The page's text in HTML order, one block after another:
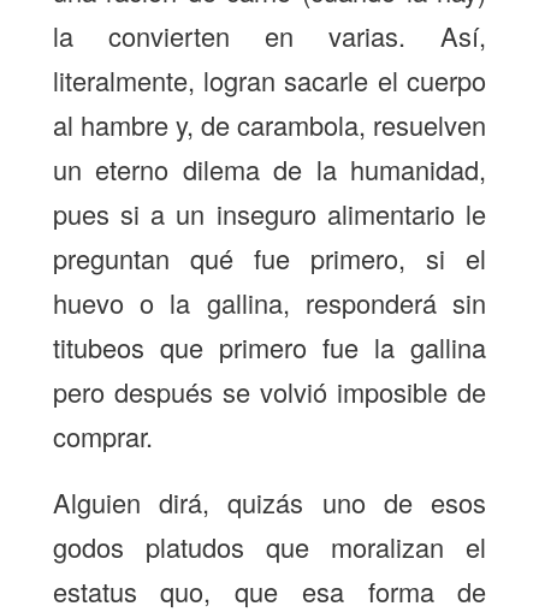
la convierten en varias. Así,
literalmente, logran sacarle el cuerpo
al hambre y, de carambola, resuelven
un eterno dilema de la humanidad,
pues si a un inseguro alimentario le
preguntan qué fue primero, si el
huevo o la gallina, responderá sin
titubeos que primero fue la gallina
pero después se volvió imposible de
comprar.
Alguien dirá, quizás uno de esos
godos platudos que moralizan el
estatus quo, que esa forma de